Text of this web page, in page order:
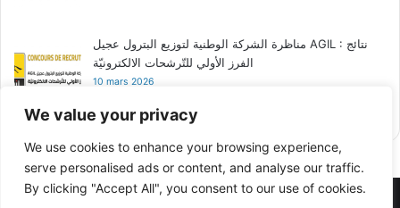
We value your privacy
We use cookies to enhance your browsing experience,
serve personalised ads or content, and analyse our traffic.
By clicking "Accept All", you consent to our use of cookies.
مناظرة الشركة الوطنية لتوزيع البترول عجيل AGIL : نتائج
الفرز الأولي للتّرشحات الالكترونيّة
10 mars 2026